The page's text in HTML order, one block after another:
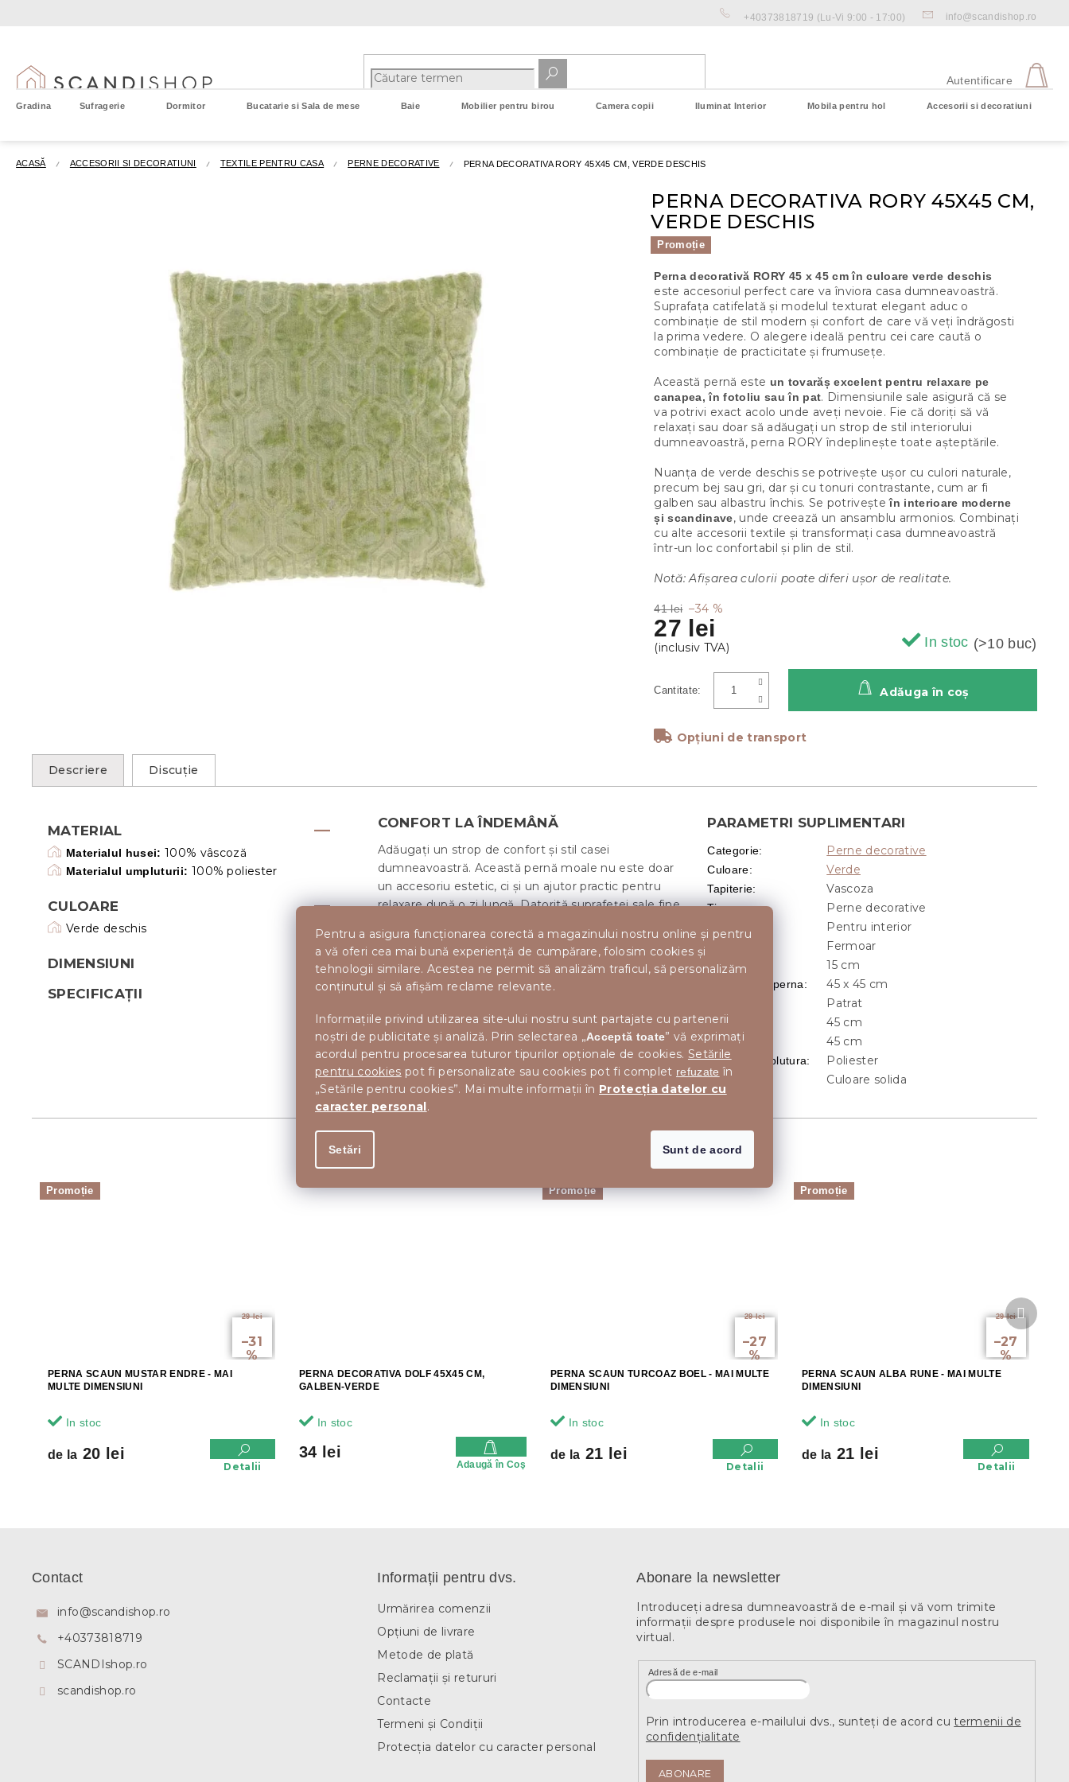
Pentru a asigura funcționarea corectă a magazinului nostru online și pentru
a vă oferi cea mai bună experiență de cumpărare, folosim cookies și
tehnologii similare. Acestea ne permit să analizăm traficul, să personalizăm
conținutul și să afișăm reclame relevante.
Informațiile privind utilizarea site-ului nostru sunt partajate cu partenerii
noștri de publicitate și analiză. Prin selectarea „Acceptă toate” vă exprimați
acordul pentru procesarea tuturor tipurilor opționale de cookies. Setările
pentru cookies pot fi personalizate sau cookies pot fi complet refuzate în
„Setările pentru cookies”. Mai multe informații în Protecția datelor cu
caracter personal.
Setări Sunt de acord
+40373818719 (Lu-Vi 9:00 - 17:00) info@scandishop.ro
Autentificare
Gradina Sufragerie Dormitor Bucatarie si Sala de mese Baie Mobilier pentru birou Camera copii Iluminat Interior Mobila pentru hol Accesorii si decoratiuni
ACASĂ ACCESORII SI DECORATIUNI TEXTILE PENTRU CASA PERNE DECORATIVE PERNA DECORATIVA RORY 45X45 CM, VERDE DESCHIS
PERNA DECORATIVA RORY 45X45 CM,
VERDE DESCHIS
Promoție
41 lei –34 %
27 lei
In stoc (>10 buc)
Opțiuni de transport
Adăuga în coş
Perna decorativă RORY 45 x 45 cm în culoare verde deschis
este accesoriul perfect care va înviora casa dumneavoastră.
Suprafața catifelată și modelul texturat elegant aduc o
combinație de stil modern și confort de care vă veți îndrăgosti
la prima vedere. O alegere ideală pentru cei care caută o
combinație de practicitate și frumusețe.
Această pernă este un tovarăș excelent pentru relaxare pe
canapea, în fotoliu sau în pat. Dimensiunile sale asigură că se
va potrivi exact acolo unde aveți nevoie. Fie că doriți să vă
relaxați sau doar să adăugați un strop de stil interiorului
dumneavoastră, perna RORY îndeplinește toate așteptările.
Nuanța de verde deschis se potrivește ușor cu culori naturale,
precum bej sau gri, dar și cu tonuri contrastante, cum ar fi
galben sau albastru închis. Se potriveșteîn interioare moderne
și scandinave, unde creează un ansamblu armonios. Combinați
cu alte accesorii textile și transformați casa dumneavoastră
într-un loc confortabil și plin de stil.
Notă: Afișarea culorii poate diferi ușor de realitate.
Promoție
29 lei
–31
%
PERNA SCAUN MUSTAR ENDRE - MAI
MULTE DIMENSIUNI
In stoc
de la 20 lei
Detalii
PERNA DECORATIVA DOLF 45X45 CM,
GALBEN-VERDE
In stoc
34 lei
Adaugă în Coş
Promoție
29 lei
–27
%
PERNA SCAUN TURCOAZ BOEL - MAI MULTE
DIMENSIUNI
In stoc
de la 21 lei
Detalii
Promoție
29 lei
până
–27
%
PERNA SCAUN ALBA RUNE - MAI MULTE
DIMENSIUNI
In stoc
de la 21 lei
Detalii
următor
Descriere Discuţie
MATERIAL
Materialul husei: 100% vâscoză
Materialul umpluturii: 100% poliester
CULOARE
Verde deschis
DIMENSIUNI
SPECIFICAȚII
CONFORT LA ÎNDEMÂNĂ
Adăugați un strop de confort și stil casei
dumneavoastră. Această pernă moale nu este doar
un accesoriu estetic, ci și un ajutor practic pentru
relaxare după o zi lungă. Datorită suprafeței sale fine
pentru stat, cât și pentru culcat. Este ideală pentru
canapea, fotoliu sau ca decorațiune pentru pat.
Întreținerea ușoară asigură că vă veți bucura de
frumusețea și confortul său pe termen lung.
PARAMETRI SUPLIMENTARI
Categorie: Perne decorative
Culoare: Verde
Tapiterie: Vascoza
Tip: Perne decorative
Locație Pentru interior
Fermoar
Adancime 15 cm
Dimensiune perna: 45 x 45 cm
Patrat
Latime 45 cm
Lungime 45 cm
Material umplutura: Poliester
Motiv Culoare solida
Contact
info@scandishop.ro
+40373818719
SCANDIshop.ro
scandishop.ro
Informații pentru dvs.
Urmărirea comenzii
Opțiuni de livrare
Metode de plată
Reclamații și retururi
Contacte
Termeni și Condiții
Protecția datelor cu caracter personal
Abonare la newsletter
Introduceţi adresa dumneavoastră de e-mail şi vă vom trimite
informaţii despre produsele noi disponibile în magazinul nostru
virtual.
Adresă de e-mail
Prin introducerea e-mailului dvs., sunteți de acord cutermenii de
confidențialitate
ABONARE